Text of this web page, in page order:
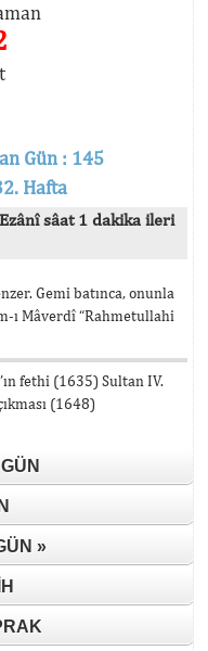
Gün : 145
Hafta
sâat 1 dakika ileri
Gemi batınca, onunla
ı Mâverdî “Rahmetullahi
fethi (1635) Sultan IV.
(1648)
»